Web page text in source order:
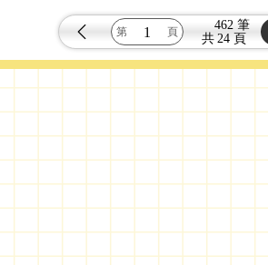
共
462 筆
24 頁